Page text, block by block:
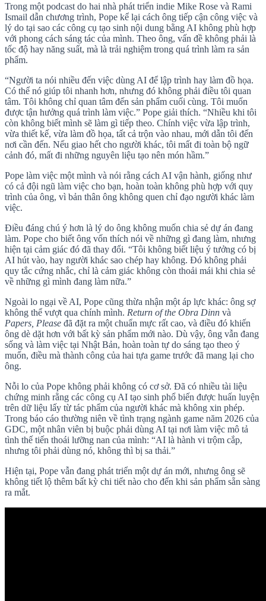
Trong một podcast do hai nhà phát triển indie Mike Rose và Rami
Ismail dẫn chương trình, Pope kể lại cách ông tiếp cận công việc và
lý do tại sao các công cụ tạo sinh nội dung bằng AI không phù hợp
với phong cách sáng tác của mình. Theo ông, vấn đề không phải là
tốc độ hay năng suất, mà là trải nghiệm trong quá trình làm ra sản
phẩm.
“Người ta nói nhiều đến việc dùng AI để lập trình hay làm đồ họa.
Có thể nó giúp tôi nhanh hơn, nhưng đó không phải điều tôi quan
tâm. Tôi không chỉ quan tâm đến sản phẩm cuối cùng. Tôi muốn
được tận hưởng quá trình làm việc.” Pope giải thích. “Nhiều khi tôi
còn không biết mình sẽ làm gì tiếp theo. Chính việc vừa lập trình,
vừa thiết kế, vừa làm đồ họa, tất cả trộn vào nhau, mới dẫn tôi đến
nơi cần đến. Nếu giao hết cho người khác, tôi mất đi toàn bộ ngữ
cảnh đó, mất đi những nguyên liệu tạo nên món hầm.”
Pope làm việc một mình và nói rằng cách AI vận hành, giống như
có cả đội ngũ làm việc cho bạn, hoàn toàn không phù hợp với quy
trình của ông, vì bản thân ông không quen chỉ đạo người khác làm
việc.
Điều đáng chú ý hơn là lý do ông không muốn chia sẻ dự án đang
làm. Pope cho biết ông vốn thích nói về những gì đang làm, nhưng
hiện tại cảm giác đó đã thay đổi. “Tôi không biết liệu ý tưởng có bị
AI hút vào, hay người khác sao chép hay không. Đó không phải
quy tắc cứng nhắc, chỉ là cảm giác không còn thoải mái khi chia sẻ
về những gì mình đang làm nữa.”
Ngoài lo ngại về AI, Pope cũng thừa nhận một áp lực khác: ông sợ
không thể vượt qua chính mình. Return of the Obra Dinn và
Papers, Please đã đặt ra một chuẩn mực rất cao, và điều đó khiến
ông dè dặt hơn với bất kỳ sản phẩm mới nào. Dù vậy, ông vẫn đang
sống và làm việc tại Nhật Bản, hoàn toàn tự do sáng tạo theo ý
muốn, điều mà thành công của hai tựa game trước đã mang lại cho
ông.
Nỗi lo của Pope không phải không có cơ sở. Đã có nhiều tài liệu
chứng minh rằng các công cụ AI tạo sinh phổ biến được huấn luyện
trên dữ liệu lấy từ tác phẩm của người khác mà không xin phép.
Trong báo cáo thường niên về tình trạng ngành game năm 2026 của
GDC, một nhân viên bị buộc phải dùng AI tại nơi làm việc mô tả
tình thế tiến thoái lưỡng nan của mình: “AI là hành vi trộm cắp,
nhưng tôi phải dùng nó, không thì bị sa thải.”
Hiện tại, Pope vẫn đang phát triển một dự án mới, nhưng ông sẽ
không tiết lộ thêm bất kỳ chi tiết nào cho đến khi sản phẩm sẵn sàng
ra mắt.